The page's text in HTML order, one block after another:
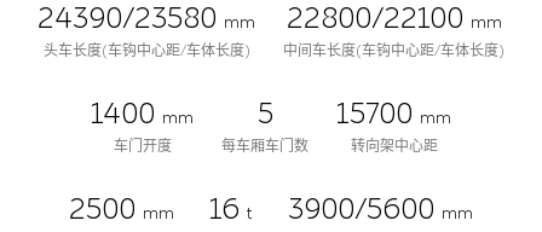
24390/23580 mm
头车长度(车钩中心距/车体长度)
22800/22100 mm
中间车长度(车钩中心距/车体长度)
1400 mm
车门开度
5
每车厢车门数
15700 mm
转向架中心距
2500 mm
16 t
3900/5600 mm